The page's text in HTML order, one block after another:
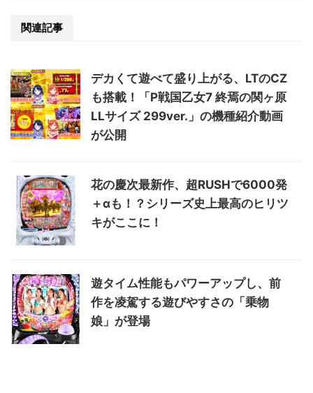
関連記事
デカくて遊べて盛り上がる、LTのCZ
も搭載！「P戦国乙女7 終焉の関ヶ原
LLサイズ 299ver.」の機種紹介動画
が公開
花の慶次最新作、超RUSHで6000発
＋αも！？シリーズ史上最高のヒリツ
キがここに！
遊タイム性能もパワーアップし、前
作を凌駕する遊びやすさの「乗物
娘」が登場